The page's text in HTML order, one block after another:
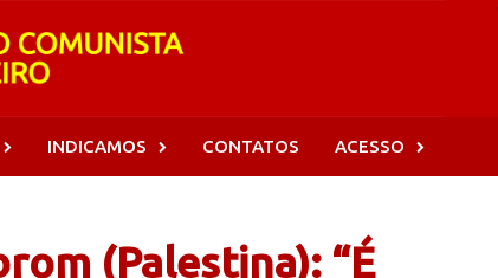
INDICAMOS CONTATOS ACESSO
(Palestina): “É